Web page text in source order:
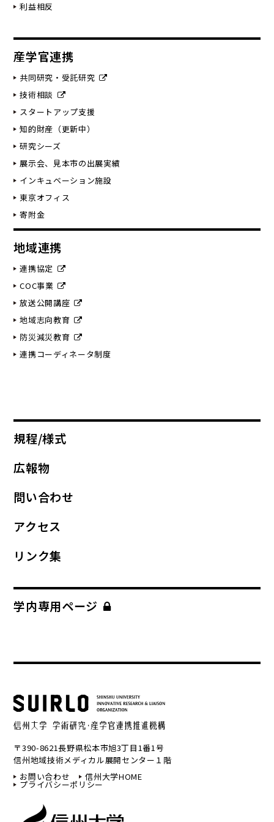
利益相反
産学官連携
共同研究・受託研究
技術相談
スタートアップ支援
知的財産（更新中）
研究シーズ
展示会、見本市の出展実績
インキュベーション施設
東京オフィス
寄附金
地域連携
連携協定
COC事業
放送公開講座
地域志向教育
防災減災教育
連携コーディネータ制度
規程/様式
広報物
問い合わせ
アクセス
リンク集
学内専用ページ
〒390-8621長野県松本市旭3丁目1番1号
信州地域技術メディカル展開センター１階
お問い合わせ
信州大学HOME
プライバシーポリシー